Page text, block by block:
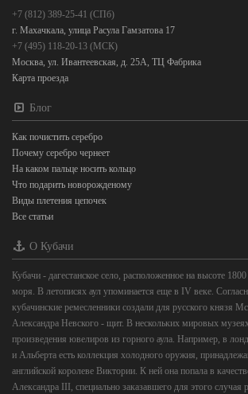
+7 (812) 389-25-41 (СПб)
г. Махачкала, улица Расула Гамзатова 17
+7 (495) 118-20-13 (МСК)
Москва, ул. Ивантеевская, д. 25А, ТЦ Фабрика
Карта проезда
Блог
Как почистить серебро
Почему серебро чернеет
На каком пальце носить кольцо
Что подарить новорожденому
Виды плетения цепочек
Все статьи
О Кубачи
Кубачи - дагестанское село, расположенное на высоте
моря. В летописях аул упоминается еще в IV веке.
кубачинские ремесленники создали для русского князя
Александра Невского - щит. В нескольких мировых
произведения ювелиров из горного аула. Например, в
и Альберта есть коллекция холодного оружия,
английской королеве Виктории. К ней она попала в
Александра III, специально заказавшего для этого случая